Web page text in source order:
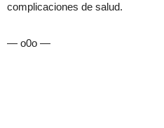
complicaciones de salud.
— o0o —